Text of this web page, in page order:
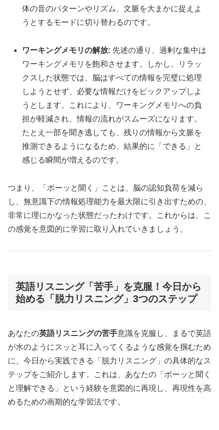
体の音のパターンやリズム、文脈を大まかに捉えよ
うとするモードに切り替わるのです。
ワーキングメモリの解放: 先述の通り、過剰な集中は
ワーキングメモリを飽和させます。しかし、リラッ
クスした状態では、脳はすべての情報を完璧に処理
しようとせず、必要な情報だけをピックアップしよ
うとします。これにより、ワーキングメモリへの負
担が軽減され、情報の流れがスムーズになります。
たとえ一部を聞き逃しても、残りの情報から文脈を
推測できるようになるため、結果的に「できる」と
感じる瞬間が増えるのです。
つまり、「ボーッと聞く」ことは、脳の認知負荷を減ら
し、無意識下の情報処理能力を最大限に引き出すための、
非常に理にかなった状態だったわけです。これからは、こ
の感覚を意図的に学習に取り入れていきましょう。
英語リスニング「苦手」を克服！今日から
始める「脱力リスニング」3つのステップ
あなたの英語リスニングの苦手意識を克服し、まるで英語
が水のようにスッと耳に入ってくるような感覚を掴むため
に、今日から実践できる「脱力リスニング」の具体的なス
テップをご紹介します。これは、あなたの「ボーッと聞く
と理解できる」という経験を意図的に再現し、再現性を高
めるための画期的な学習法です。